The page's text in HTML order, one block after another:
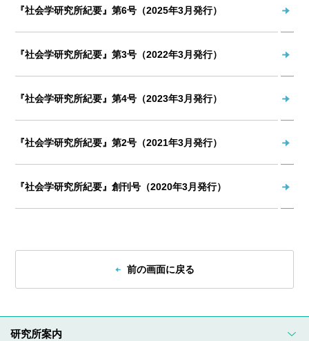
『社会学研究所紀要』第6号（2025年3月発行）
『社会学研究所紀要』第3号（2022年3月発行）
『社会学研究所紀要』第4号（2023年3月発行）
『社会学研究所紀要』第2号（2021年3月発行）
『社会学研究所紀要』創刊号（2020年3月発行）
前の画面に戻る
研究所案内